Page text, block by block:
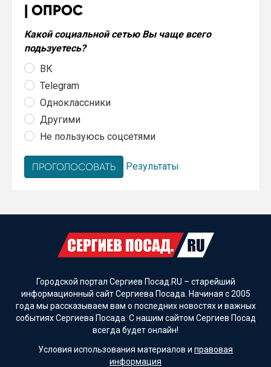
ОПРОС
Какой социальной сетью Вы чаще всего
подьзуетесь?
ВК
Telegram
Одноклассники
Другими
Не пользуюсь соцсетями
Результаты
Городской портал Сергиев Посад.RU – старейший
информационный сайт Сергиева Посада. Начиная с 2005
года мы рассказываем вам о последних новостях и важных
событиях Сергиева Посада. С нашим сайтом Сергиев Посад
всегда будет онлайн!
Условия использования материалов и правовая
информация